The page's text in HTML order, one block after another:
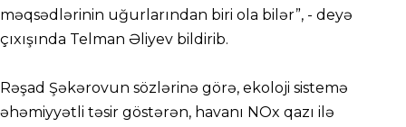
məqsədlərinin uğurlarından biri ola bilər”, - deyə
çıxışında Telman Əliyev bildirib.
Rəşad Şəkərovun sözlərinə görə, ekoloji sistemə
əhəmiyyətli təsir göstərən, havanı NOx qazı ilə